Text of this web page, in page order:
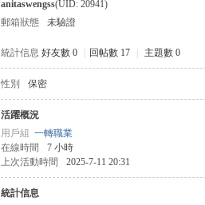
anitaswengss(UID: 20941)
郵箱狀態
未驗證
統計信息 好友數 0 回帖數 17 主題數 0
性別 保密
活躍概況
用戶組 一轉職業
在線時間
7 小時
上次活動時間
2025-7-11 20:31
統計信息